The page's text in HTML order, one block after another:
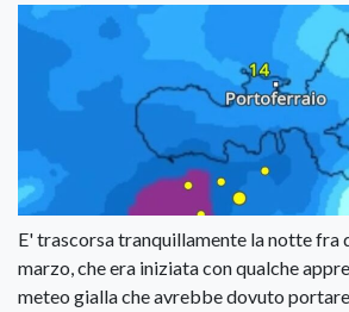
E' trascorsa tranquillamente la notte fra
marzo, che era iniziata con qualche
meteo gialla che avrebbe dovuto